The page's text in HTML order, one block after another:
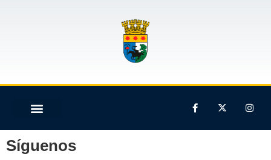
Síguenos